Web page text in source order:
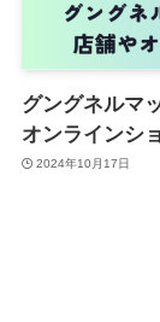
グングネルマ
オンラインシ
2024年10月17日